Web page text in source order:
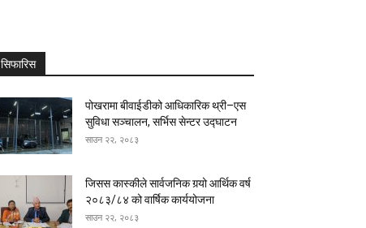
सिफारिस
पोखरामा बीवाईडीको आधिकारिक थ्री–एस
सुविधा सञ्चालन, सर्भिस सेन्टर उद्घाटन
साउन २२, २०८३
जिसस कास्कीले सार्वजनिक गर्‍यो आर्थिक वर्ष
२०८३/८४ को वार्षिक कार्ययोजना
साउन २२, २०८३